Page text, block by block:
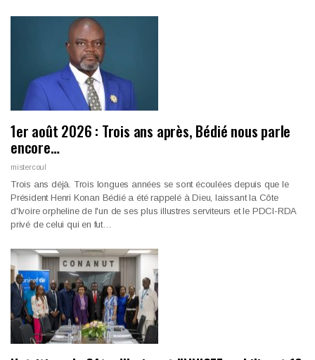
1er août 2026 : Trois ans après, Bédié nous parle
encore…
mistercoul
Trois ans déjà. Trois longues années se sont écoulées depuis que le
Président Henri Konan Bédié a été rappelé à Dieu, laissant la Côte
d'Ivoire orpheline de l'un de ses plus illustres serviteurs et le PDCI-RDA
privé de celui qui en fut…